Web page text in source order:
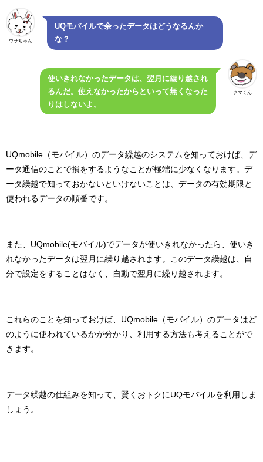
ウサちゃん
UQモバイルで余ったデータはどうなるんか
な？
クマくん
使いきれなかったデータは、翌月に繰り越され
るんだ。使えなかったからといって無くなった
りはしないよ。
UQmobile（モバイル）のデータ繰越のシステムを知っておけば、デ
ータ通信のことで損をするようなことが極端に少なくなります。デ
ータ繰越で知っておかないといけないことは、データの有効期限と
使われるデータの順番です。
また、UQmobile(モバイル)でデータが使いきれなかったら、使いき
れなかったデータは翌月に繰り越されます。このデータ繰越は、自
分で設定をすることはなく、自動で翌月に繰り越されます。
これらのことを知っておけば、UQmobile（モバイル）のデータはど
のように使われているかが分かり、利用する方法も考えることがで
きます。
データ繰越の仕組みを知って、賢くおトクにUQモバイルを利用しま
しょう。